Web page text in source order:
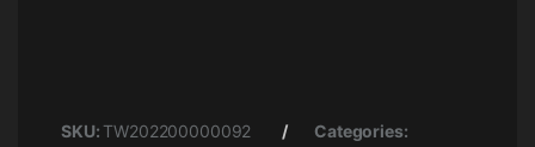
SKU:TW202200000092
Categories: